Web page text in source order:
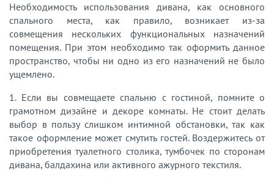
Необходимость использования дивана, как основного
спального места, как правило, возникает из-за
совмещения нескольких функциональных назначений
помещения. При этом необходимо так оформить данное
пространство, чтобы ни одно из его назначений не было
ущемлено.
1. Если вы совмещаете спальню с гостиной, помните о
грамотном дизайне и декоре комнаты. Не стоит делать
выбор в пользу слишком интимной обстановки, так как
такое оформление может смутить гостей. Воздержитесь от
приобретения туалетного столика, тумбочек по сторонам
дивана, балдахина или активного ажурного текстиля.